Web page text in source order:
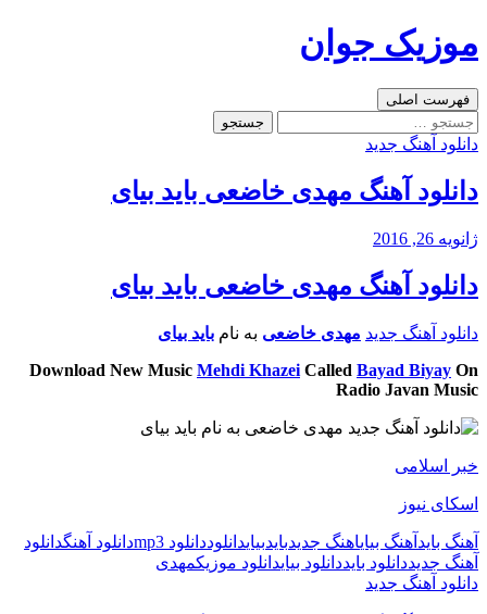
به
موزیک جوان
جست‌وجو
فهرست اصلی
جستجو
برای:
دانلود آهنگ جدید
دانلود آهنگ مهدی خاضعی باید بیای
ژانویه 26, 2016
دانلود آهنگ مهدی خاضعی باید بیای
دانلود آهنگ جدید مهدی خاضعی به نام باید بیای
Download New Music Mehdi Khazei Called Bayad Biyay On
Radio Javan Music
خبر اسلامی
اسکای نیوز
آهنگ باید آهنگ بیایاهنگ جدیدبایدبیایدانلوددانلود mp3 دانلود آهنگدانلود
آهنگ جدیددانلود بایددانلود بیایدانلود موزیکمهدی
دانلود آهنگ جدید